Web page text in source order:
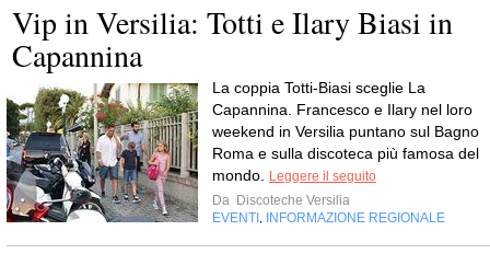
Vip in Versilia: Totti e Ilary Biasi in
Capannina
La coppia Totti-Biasi sceglie La
Capannina. Francesco e Ilary nel loro
weekend in Versilia puntano sul Bagno
Roma e sulla discoteca più famosa del
mondo. Leggere il seguito
Da Discoteche Versilia
EVENTI , INFORMAZIONE REGIONALE